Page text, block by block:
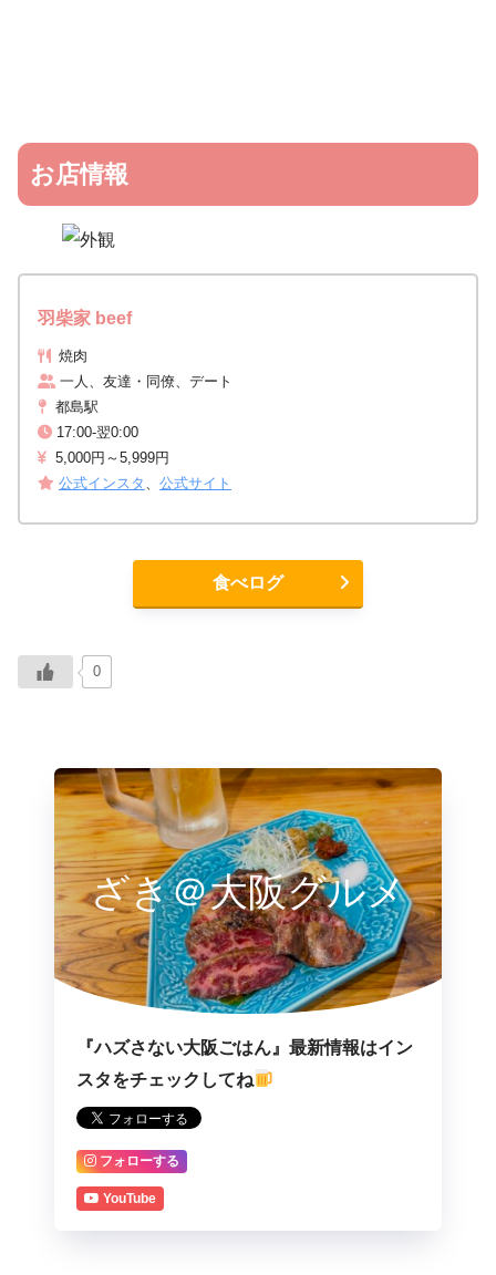
お店情報
羽柴家 beef
焼肉
一人、友達・同僚、デート
都島駅
17:00-翌0:00
5,000円～5,999円
公式インスタ
公式サイト
食べログ
0
ざき＠大阪グルメ
『ハズさない大阪ごはん』最新情報はイン
スタをチェックしてね
フォローする
YouTube